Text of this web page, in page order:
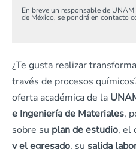
En breve un responsable de
de México, se pondrá en contacto
¿Te gusta realizar
través de procesos
oferta académica de la
e Ingeniería de Materiales,
sobre su plan de estudio, el
y el egresado, su salida